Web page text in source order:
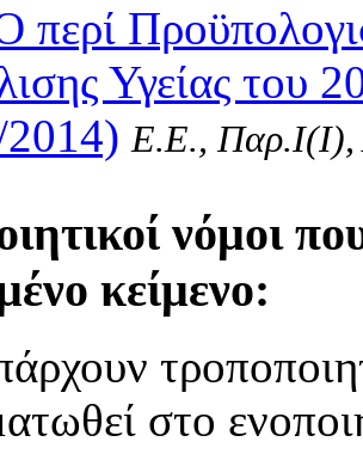
περί
Υγείας του
Ε.Ε., Παρ.Ι(I),
νόμοι
κείμενο:
στο